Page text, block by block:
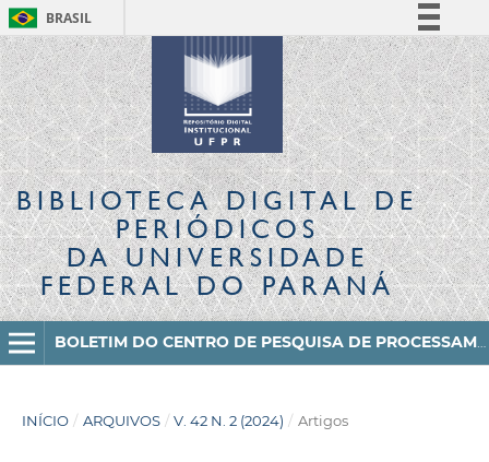
BRASIL
Simplifique!
Comunica BR
Participe
Acesso à informação
Legislação
Canais
BIBLIOTECA DIGITALDE
PERIÓDICOS
DA UNIVERSIDADE
FEDERAL DO PARANÁ
BOLETIM DO CENTRO DE PESQUISA DE PROCESSAMENTO DE ALIMENTOS
INÍCIO / ARQUIVOS / V. 42 N. 2 (2024) / Artigos